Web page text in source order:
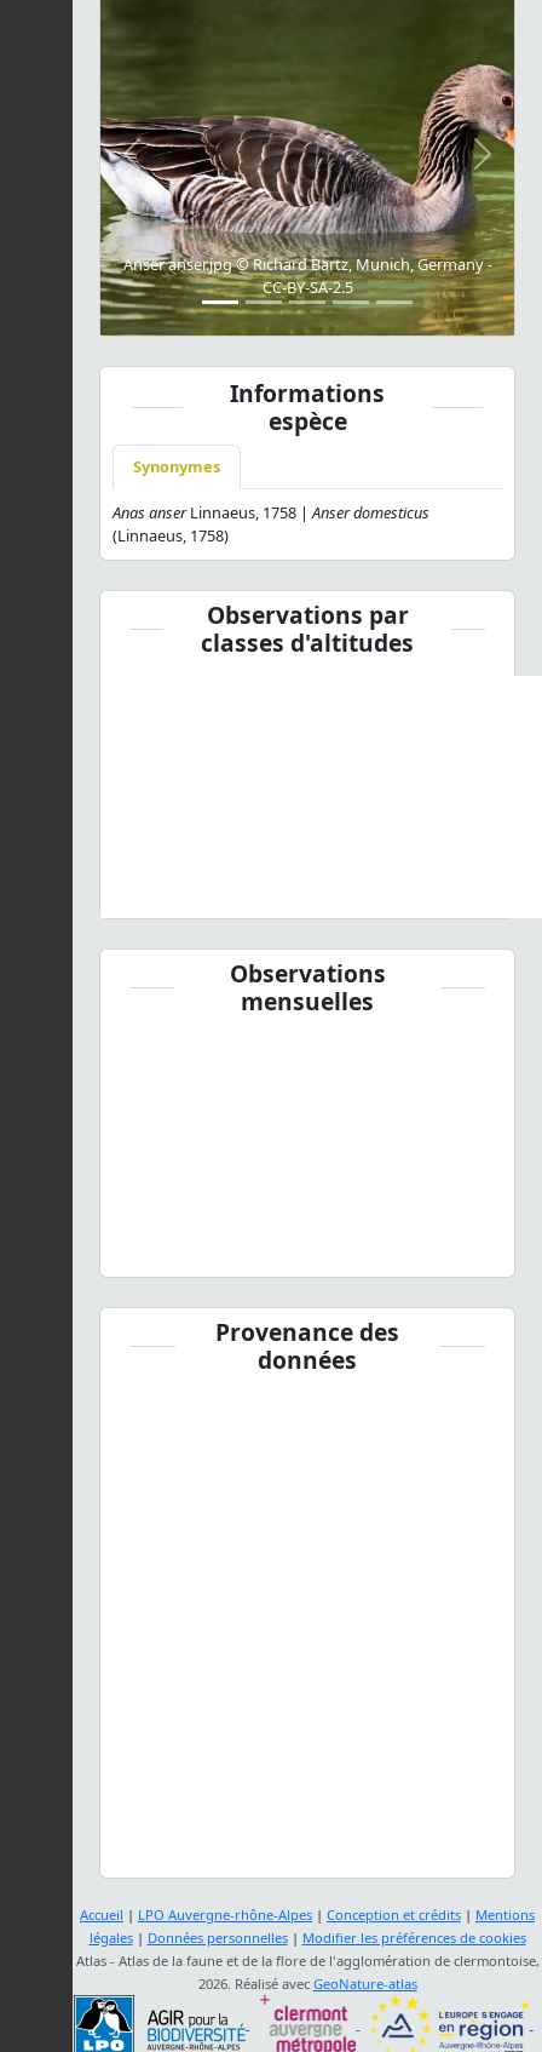
Anser anser.jpg © Richard Bartz, Munich, Germany -
CC-BY-SA-2.5
Previous Next
Informations
espèce
Synonymes
Anas anserLinnaeus, 1758 |Anser domesticus
(Linnaeus, 1758)
Observations par
classes d'altitudes
Observations
mensuelles
Provenance des
données
Accueil | LPO Auvergne-rhône-Alpes | Conception et crédits | Mentions
légales| Données personnelles| Modifier les préférences de cookies
Atlas - Atlas de la faune et de la flore de l'agglomération de clermontoise,
2026. Réalisé avec GeoNature-atlas